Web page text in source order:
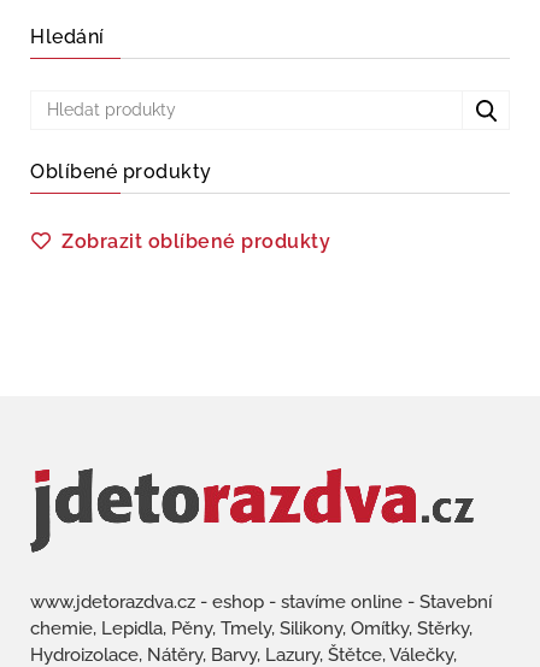
Hledání
Oblíbené produkty
Zobrazit oblíbené produkty
www.jdetorazdva.cz - eshop - stavíme online - Stavební
chemie, Lepidla, Pěny, Tmely, Silikony, Omítky, Stěrky,
Hydroizolace, Nátěry, Barvy, Lazury, Štětce, Válečky,